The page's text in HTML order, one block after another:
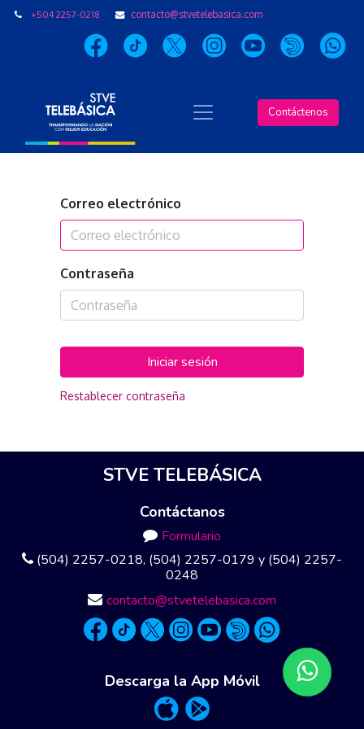
+504 2257-0218 contacto@stvetelebasica.com
Contáctenos
Correo electrónico
Contraseña
Iniciar sesión
Restablecer contraseña
STVE TELEBÁSICA
Contáctanos
Formulario
(504) 2257-0218, (504) 2257-0179 y (504) 2257-
0248
contacto@stvetelebasica.com
Descarga la App Móvil